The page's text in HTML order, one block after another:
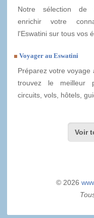
Notre sélection de
enrichir votre
l'Eswatini sur tous vos
Voyager au Eswatini
Préparez votre voyage
trouvez le meilleur
circuits, vols, hôtels,
Voir
© 2026